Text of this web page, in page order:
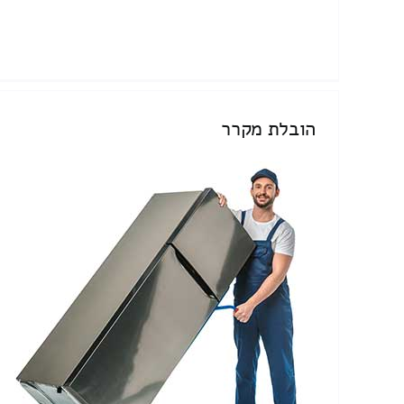
הובלת מקרר